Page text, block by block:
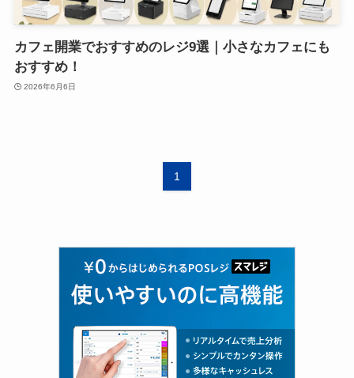
カフェ開業でおすすめのレジ9選｜小さなカフェにも
おすすめ！
2026年6月6日
1